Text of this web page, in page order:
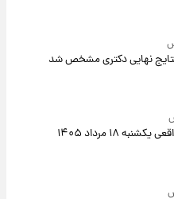
نتایج نهایی دکتری مشخص شد
۱۸ مرداد ۱۴۰۵